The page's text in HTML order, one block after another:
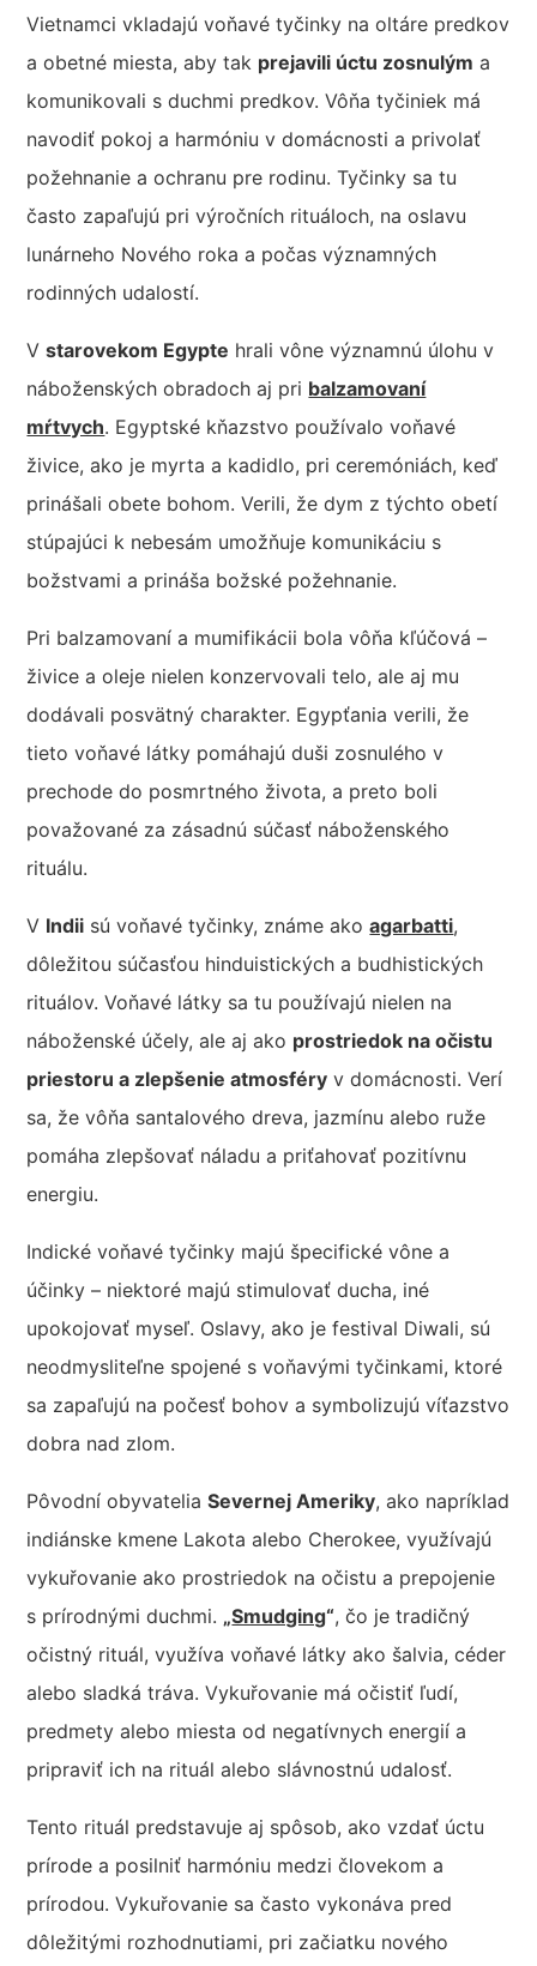
Vietnamci vkladajú voňavé tyčinky na oltáre predkov
a obetné miesta, aby tak prejavili úctu zosnulým a
komunikovali s duchmi predkov. Vôňa tyčiniek má
navodiť pokoj a harmóniu v domácnosti a privolať
požehnanie a ochranu pre rodinu. Tyčinky sa tu
často zapaľujú pri výročních rituáloch, na oslavu
lunárneho Nového roka a počas významných
rodinných udalostí.
Vstarovekom Egypte hrali vône významnú úlohu v
náboženských obradoch aj pri balzamovaní
mŕtvych. Egyptské kňazstvo používalo voňavé
živice, ako je myrta a kadidlo, pri ceremóniách, keď
prinášali obete bohom. Verili, že dym z týchto obetí
stúpajúci k nebesám umožňuje komunikáciu s
božstvami a prináša božské požehnanie.
Pri balzamovaní a mumifikácii bola vôňa kľúčová –
živice a oleje nielen konzervovali telo, ale aj mu
dodávali posvätný charakter. Egypťania verili, že
tieto voňavé látky pomáhajú duši zosnulého v
prechode do posmrtného života, a preto boli
považované za zásadnú súčasť náboženského
rituálu.
V Indii sú voňavé tyčinky, známe akoagarbatti,
dôležitou súčasťou hinduistických a budhistických
rituálov. Voňavé látky sa tu používajú nielen na
náboženské účely, ale aj ako prostriedok na očistu
priestoru a zlepšenie atmosféry v domácnosti. Verí
sa, že vôňa santalového dreva, jazmínu alebo ruže
pomáha zlepšovať náladu a priťahovať pozitívnu
energiu.
Indické voňavé tyčinky majú špecifické vône a
účinky – niektoré majú stimulovať ducha, iné
upokojovať myseľ. Oslavy, ako je festival Diwali, sú
neodmysliteľne spojené s voňavými tyčinkami, ktoré
sa zapaľujú na počesť bohov a symbolizujú víťazstvo
dobra nad zlom.
Pôvodní obyvateliaSevernej Ameriky, ako napríklad
indiánske kmene Lakota alebo Cherokee, využívajú
vykuřovanie ako prostriedok na očistu a prepojenie
s prírodnými duchmi. „Smudging“, čo je tradičný
očistný rituál, využíva voňavé látky ako šalvia, céder
alebo sladká tráva. Vykuřovanie má očistiť ľudí,
predmety alebo miesta od negatívnych energií a
pripraviť ich na rituál alebo slávnostnú udalosť.
Tento rituál predstavuje aj spôsob, ako vzdať úctu
prírode a posilniť harmóniu medzi človekom a
prírodou. Vykuřovanie sa často vykonáva pred
dôležitými rozhodnutiami, pri začiatku nového